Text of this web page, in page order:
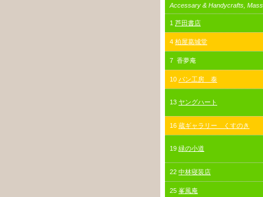
Accessary & Handycrafts,
1 芦田書店
4 柏屋葛城堂
7 香夢庵
10 パン工房 泰
13 ヤングハート
16 蔵ギャラリー くすのき
19 緑の小道
22 中林寝装店
25 峯風庵